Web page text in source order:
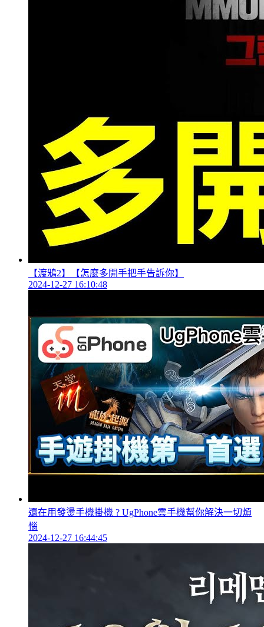
【渡鴉2】【怎麼多開手把手告訴你】
2024-12-27 16:10:48
還在用發燙手機掛機 ? UgPhone雲手機幫你解決一切煩
惱
2024-12-27 16:44:45